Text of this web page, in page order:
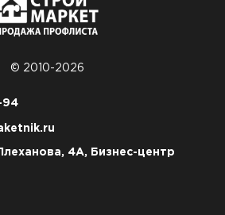
© 2010-2026
94
4А, Бизнес-центр